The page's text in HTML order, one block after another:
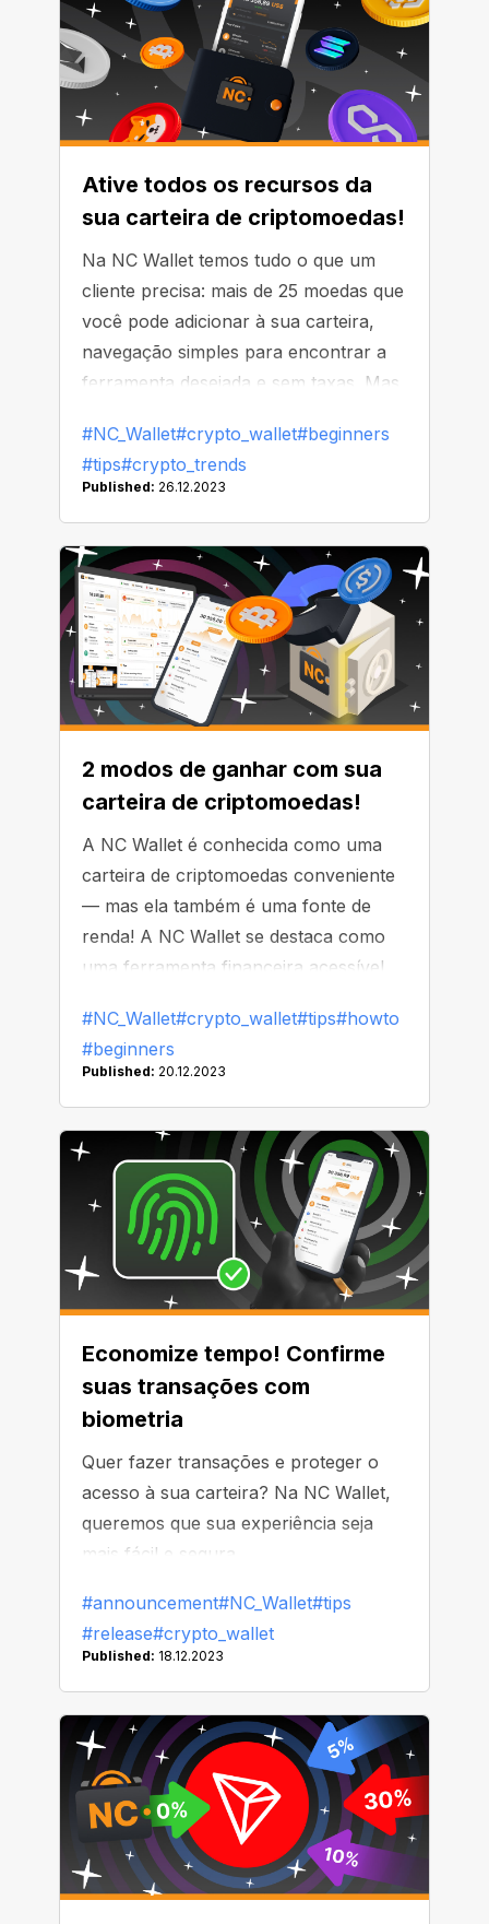
adotaram. Ele atua como ponto de
trânsito entre a carteira do usuário e a
blockchain.
Ative todos os recursos da
sua carteira de criptomoedas!
Na NC Wallet temos tudo o que um
cliente precisa: mais de 25 moedas que
você pode adicionar à sua carteira,
navegação simples para encontrar a
ferramenta desejada e sem taxas. Mas
desejamos compartilhar com você.
#NC_Wallet#crypto_wallet#beginners
#tips#crypto_trends
Published: 26.12.2023
2 modos de ganhar com sua
carteira de criptomoedas!
A NC Wallet é conhecida como uma
carteira de criptomoedas conveniente
— mas ela também é uma fonte de
renda! A NC Wallet se destaca como
uma ferramenta financeira acessível,
Basta ver como você pode ganhar
com ela e não gastar nada com
#NC_Wallet#crypto_wallet#tips#howto
#beginners
Published: 20.12.2023
Economize tempo! Confirme
suas transações com
biometria
Quer fazer transações e proteger o
acesso à sua carteira? Na NC Wallet,
queremos que sua experiência seja
mais fácil e segura.
#announcement#NC_Wallet#tips
#release#crypto_wallet
Published: 18.12.2023